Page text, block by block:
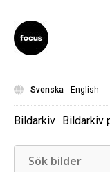
Svenska English
Bildarkiv Bildarkiv